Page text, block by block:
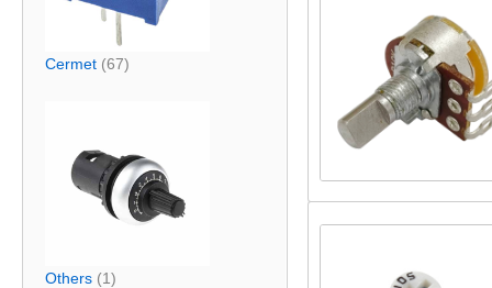
Cermet (67)
Others (1)